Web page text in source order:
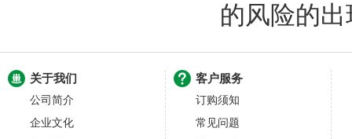
的风险的
关于我们
公司简介
企业文化
客户服务
订购须知
常见问题